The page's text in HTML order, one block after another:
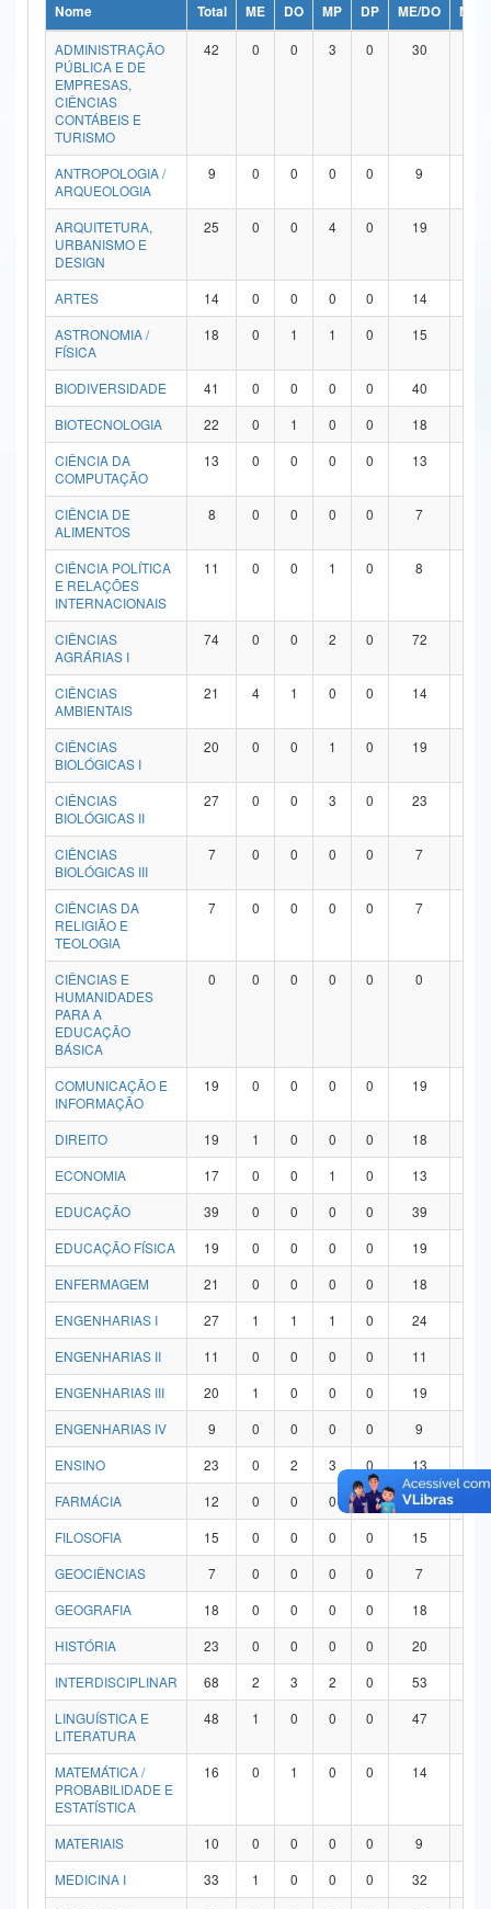
Ministério da Ciência, Tecnologia, Inovações e Comunicações
Ministério do Meio Ambiente
Ministério do Turismo
Ministério do Desenvolvimento Regional
Controladoria-Geral da União
Ministério da Mulher, da Família e dos Direitos Humanos
Secretaria de Governo
Advocacia-Geral da União
Banco Central do Brasil
Nome Total ME DO MP DP ME/DO
MP/
ADMINISTRAÇÃO
PÚBLICA E DE
EMPRESAS,
CIÊNCIAS
CONTÁBEIS E
TURISMO
42 0 0 3 0 30
ANTROPOLOGIA /
ARQUEOLOGIA
9 0 0 0 0 9
ARQUITETURA,
URBANISMO E
DESIGN
25 0 0 4 0 19
ARTES 14 0 0 0 0 14
ASTRONOMIA /
FÍSICA
18 0 1 1 0 15
BIODIVERSIDADE 41 0 0 0 0 40
BIOTECNOLOGIA
22 0 1 0 0 18
CIÊNCIA DA
COMPUTAÇÃO
13 0 0 0 0 13
CIÊNCIA DE
ALIMENTOS
8 0 0 0 0 7
CIÊNCIA POLÍTICA
E RELAÇÕES
INTERNACIONAIS
11 0 0 1 0 8
CIÊNCIAS
AGRÁRIAS I
74 0 0 2 0 72
CIÊNCIAS
AMBIENTAIS
21 4 1 0 0 14
CIÊNCIAS
BIOLÓGICAS I
20 0 0 1 0 19
CIÊNCIAS
BIOLÓGICAS II
27 0 0 3 0 23
CIÊNCIAS
BIOLÓGICAS III
7 0 0 0 0 7
CIÊNCIAS DA
RELIGIÃO E
TEOLOGIA
7 0 0 0 0 7
CIÊNCIAS E
HUMANIDADES
PARA A
EDUCAÇÃO
BÁSICA
0 0 0 0 0 0
COMUNICAÇÃO E
INFORMAÇÃO
19 0 0 0 0 19
DIREITO 19 1 0 0 0 18
ECONOMIA
17 0 0 1 0 13
EDUCAÇÃO
39 0 0 0 0 39
EDUCAÇÃO FÍSICA
19 0 0 0 0 19
ENFERMAGEM
21 0 0 0 0 18
ENGENHARIAS I
27 1 1 1 0 24
ENGENHARIAS II
11 0 0 0 0 11
ENGENHARIAS III
20 1 0 0 0 19
ENGENHARIAS IV
9 0 0 0 0 9
ENSINO
23 0 2 3 0 13
FARMÁCIA
12 0 0 0 0 12
FILOSOFIA
15 0 0 0 0 15
GEOCIÊNCIAS
7 0 0 0 0 7
GEOGRAFIA
18 0 0 0 0 18
HISTÓRIA
23 0 0 0 0 20
INTERDISCIPLINAR
68 2 3 2 0 53
LINGUÍSTICA E
LITERATURA
48 1 0 0 0 47
MATEMÁTICA /
PROBABILIDADE E
ESTATÍSTICA
16 0 1 0 0 14
MATERIAIS 10 0 0 0 0 9
MEDICINA I
33 1 0 0 0 32